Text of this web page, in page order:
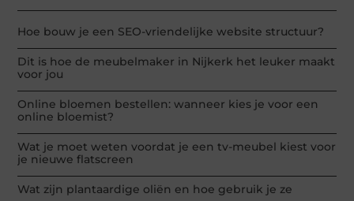
Hoe bouw je een SEO-vriendelijke website structuur?
Dit is hoe de meubelmaker in Nijkerk het leuker maakt
voor jou
Online bloemen bestellen: wanneer kies je voor een
online bloemist?
Wat je moet weten voordat je een tv-meubel kiest voor
je nieuwe flatscreen
Wat zijn plantaardige oliën en hoe gebruik je ze